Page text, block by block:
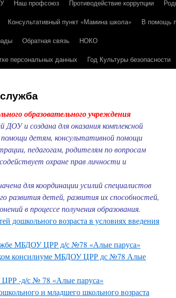
Наш профсоюз Противодействие коррупции
Консультативный пункт «Мамина школа»
В помощь
Обратная связь
НОКО
персональных данных
Год Культуры безопасности
образовательного учреждения
и создана для оказания комплексной
помощи детям, консультативной помощи
педагогам, родителям по вопросам
охране прав личности и
для координации усилий специалистов
развития детей, развития их способностей,
в процессе получения образования.
дошкольного возраста в условиях введения
МБДОУ ЦРР д/с №78 «Алые паруса»
консилиуме МБДОУ ЦРР дс №78 Алые
-д/с № 78 «Алые паруса»
и младшего школьного возраста